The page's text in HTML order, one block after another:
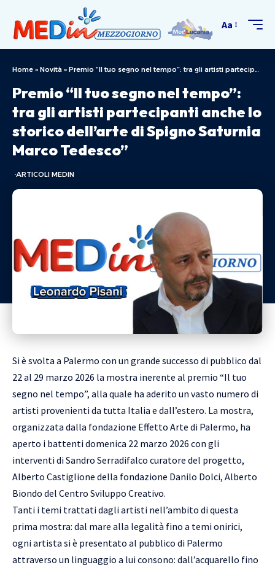
Aa
Home » Novità » Premio “Il tuo segno nel tempo”: tra gli artisti partecipanti anche lo storico dell’arte di Spigno Saturnia Marco Tedesco”
Premio “Il tuo segno nel tempo”:
tra gli artisti partecipanti anche lo
storico dell’arte di Spigno Saturnia
Marco Tedesco”
ARTICOLI MEDIN
Si è svolta a Palermo con un grande successo di pubblico dal
22 al 29 marzo 2026 la mostra inerente al premio “Il tuo
segno nel tempo”, alla quale ha aderito un vasto numero di
artisti provenienti da tutta Italia e dall’estero. La mostra,
organizzata dalla fondazione Effetto Arte di Palermo, ha
aperto i battenti domenica 22 marzo 2026 con gli
interventi di Sandro Serradifalco curatore del progetto,
Alberto Castiglione della fondazione Danilo Dolci, Alberto
Biondo del Centro Sviluppo Creativo.
Tanti i temi trattati dagli artisti nell’ambito di questa
prima mostra: dal mare alla legalità fino a temi onirici,
ogni artista si è presentato al pubblico di Palermo
attraverso un linguaggio a lui consono: dall’acquarello fino